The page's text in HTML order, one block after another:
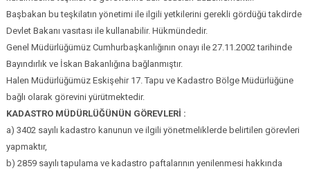
Başbakan bu teşkilatın yönetimi ile ilgili yetkilerini gerekli gördüğü takdirde
Devlet Bakanı vasıtası ile kullanabilir. Hükmündedir.
Genel Müdürlüğümüz Cumhurbaşkanlığının onayı ile 27.11.2002 tarihinde
Bayındırlık ve İskan Bakanlığına bağlanmıştır.
Halen Müdürlüğümüz Eskişehir 17. Tapu ve Kadastro Bölge Müdürlüğüne
bağlı olarak görevini yürütmektedir.
KADASTRO MÜDÜRLÜĞÜNÜN GÖREVLERİ :
a) 3402 sayılı kadastro kanunun ve ilgili yönetmeliklerde belirtilen görevleri
yapmaktır,
b) 2859 sayılı tapulama ve kadastro paftalarının yenilenmesi hakkında